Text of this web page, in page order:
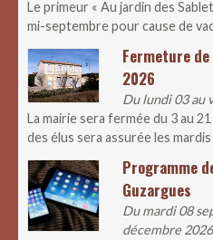
Le primeur « Au jardin des
mi-septembre pour cause de
Fermeture
2026
Du lundi 03 au
La mairie sera fermée du 3 au
des élus sera assurée les
Programme
Guzargues
Du mardi 08
décembre 2026